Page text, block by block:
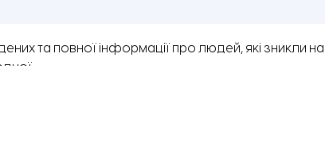
та повної інформації про людей, які зникли на